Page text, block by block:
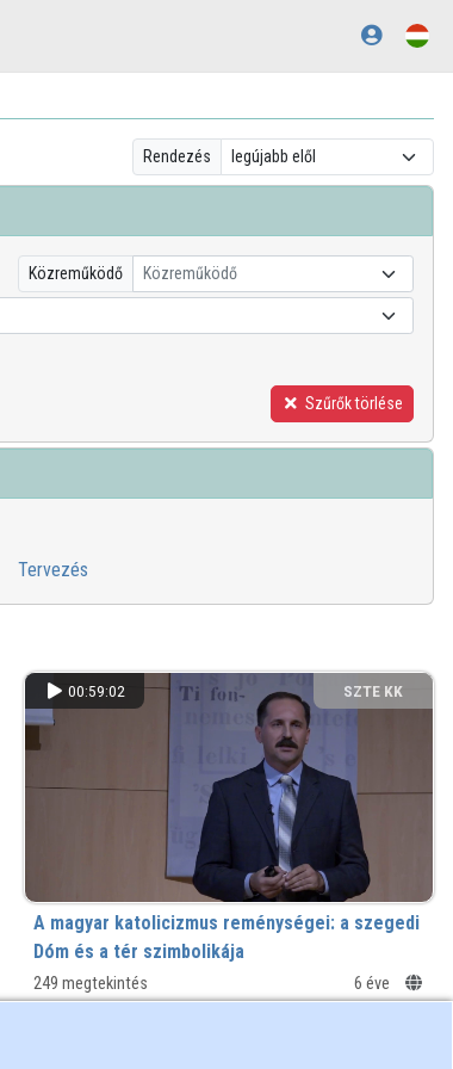
Rendezés
Közreműködő Közreműködő
Szűrők törlése
Tervezés
00:59:02 SZTE KK
A magyar katolicizmus reménységei: a szegedi
Dóm és a tér szimbolikája
249 megtekintés 6 éve